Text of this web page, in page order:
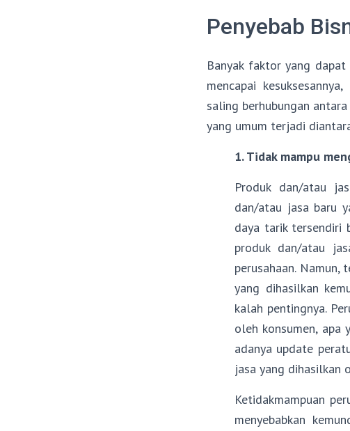
Penyebab
Banyak faktor yang
mencapai
saling berhubungan
yang umum terjadi
1. Tidak mampu
Produk dan/atau
dan/atau jasa baru
daya tarik tersendiri
produk dan/atau
perusahaan.
yang dihasilkan
kalah pentingnya.
oleh konsumen, apa
adanya update
jasa yang dihasilkan
Ketidakmampuan
menyebabkan